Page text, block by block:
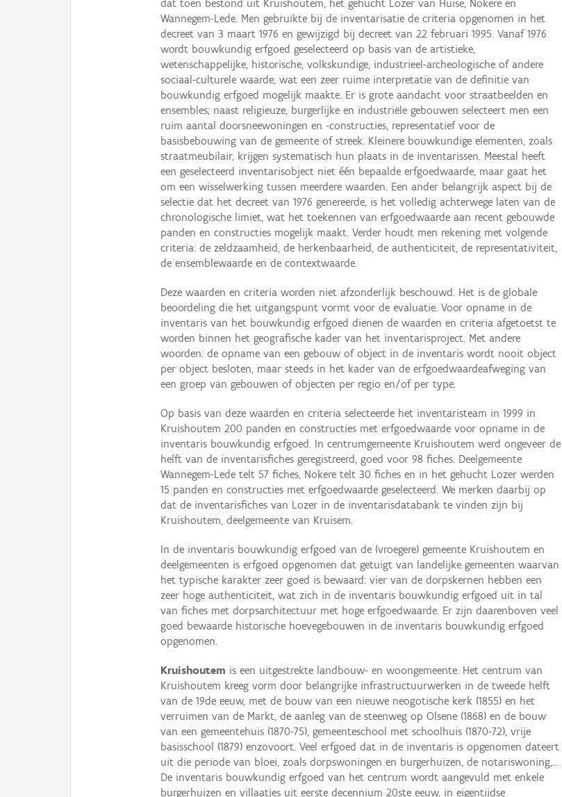
dat toen bestond uit Kruishoutem, het gehucht Lozer van Huise, Nokere en
Wannegem-Lede. Men gebruikte bij de inventarisatie de criteria opgenomen in het
decreet van 3 maart 1976 en gewijzigd bij decreet van 22 februari 1995. Vanaf 1976
wordt bouwkundig erfgoed geselecteerd op basis van de artistieke,
wetenschappelijke, historische, volkskundige, industrieel-archeologische of andere
sociaal-culturele waarde, wat een zeer ruime interpretatie van de definitie van
bouwkundig erfgoed mogelijk maakte. Er is grote aandacht voor straatbeelden en
ensembles; naast religieuze, burgerlijke en industriële gebouwen selecteert men een
ruim aantal doorsneewoningen en -constructies, representatief voor de
basisbebouwing van de gemeente of streek. Kleinere bouwkundige elementen, zoals
straatmeubilair, krijgen systematisch hun plaats in de inventarissen. Meestal heeft
een geselecteerd inventarisobject niet één bepaalde erfgoedwaarde, maar gaat het
om een wisselwerking tussen meerdere waarden. Een ander belangrijk aspect bij de
selectie dat het decreet van 1976 genereerde, is het volledig achterwege laten van de
chronologische limiet, wat het toekennen van erfgoedwaarde aan recent gebouwde
panden en constructies mogelijk maakt. Verder houdt men rekening met volgende
criteria: de zeldzaamheid, de herkenbaarheid, de authenticiteit, de representativiteit,
de ensemblewaarde en de contextwaarde.
Deze waarden en criteria worden niet afzonderlijk beschouwd. Het is de globale
beoordeling die het uitgangspunt vormt voor de evaluatie. Voor opname in de
inventaris van het bouwkundig erfgoed dienen de waarden en criteria afgetoetst te
worden binnen het geografische kader van het inventarisproject. Met andere
woorden: de opname van een gebouw of object in de inventaris wordt nooit object
per object besloten, maar steeds in het kader van de erfgoedwaardeafweging van
een groep van gebouwen of objecten per regio en/of per type.
Op basis van deze waarden en criteria selecteerde het inventaristeam in 1999 in
Kruishoutem 200 panden en constructies met erfgoedwaarde voor opname in de
inventaris bouwkundig erfgoed. In centrumgemeente Kruishoutem werd ongeveer de
helft van de inventarisfiches geregistreerd, goed voor 98 fiches. Deelgemeente
Wannegem-Lede telt 57 fiches, Nokere telt 30 fiches en in het gehucht Lozer werden
15 panden en constructies met erfgoedwaarde geselecteerd. We merken daarbij op
dat de inventarisfiches van Lozer in de inventarisdatabank te vinden zijn bij
Kruishoutem, deelgemeente van Kruisem.
In de inventaris bouwkundig erfgoed van de (vroegere) gemeente Kruishoutem en
deelgemeenten is erfgoed opgenomen dat getuigt van landelijke gemeenten waarvan
het typische karakter zeer goed is bewaard: vier van de dorpskernen hebben een
zeer hoge authenticiteit, wat zich in de inventaris bouwkundig erfgoed uit in tal
van fiches met dorpsarchitectuur met hoge erfgoedwaarde. Er zijn daarenboven veel
goed bewaarde historische hoevegebouwen in de inventaris bouwkundig erfgoed
opgenomen.
Kruishoutem is een uitgestrekte landbouw- en woongemeente. Het centrum van
Kruishoutem kreeg vorm door belangrijke infrastructuurwerken in de tweede helft
van de 19de eeuw, met de bouw van een nieuwe neogotische kerk (1855) en het
verruimen van de Markt, de aanleg van de steenweg op Olsene (1868) en de bouw
van een gemeentehuis (1870-75), gemeenteschool met schoolhuis (1870-72), vrije
basisschool (1879) enzovoort. Veel erfgoed dat in de inventaris is opgenomen dateert
uit die periode van bloei, zoals dorpswoningen en burgerhuizen, de notariswoning,...
De inventaris bouwkundig erfgoed van het centrum wordt aangevuld met enkele
burgerhuizen en villaatjes uit eerste decennium 20ste eeuw, in eigentijdse